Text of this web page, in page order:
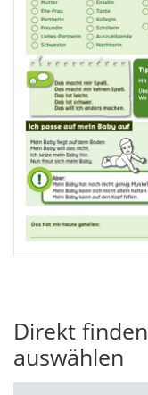
Direkt
auswählen